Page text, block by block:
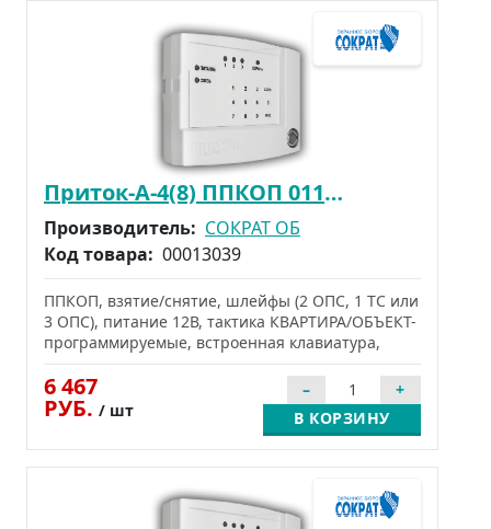
Приток-А-4(8) ППКОП 011-8-1-05К
Производитель: СОКРАТ ОБ
Код товара: 00013039
ППКОП, взятие/снятие, шлейфы (2 ОПС, 1 ТС или
3 ОПС), питание 12В, тактика КВАРТИРА/ОБЪЕКТ-
программируемые, встроенная клавиатура,
6 467
РУБ. / шт В КОРЗИНУ